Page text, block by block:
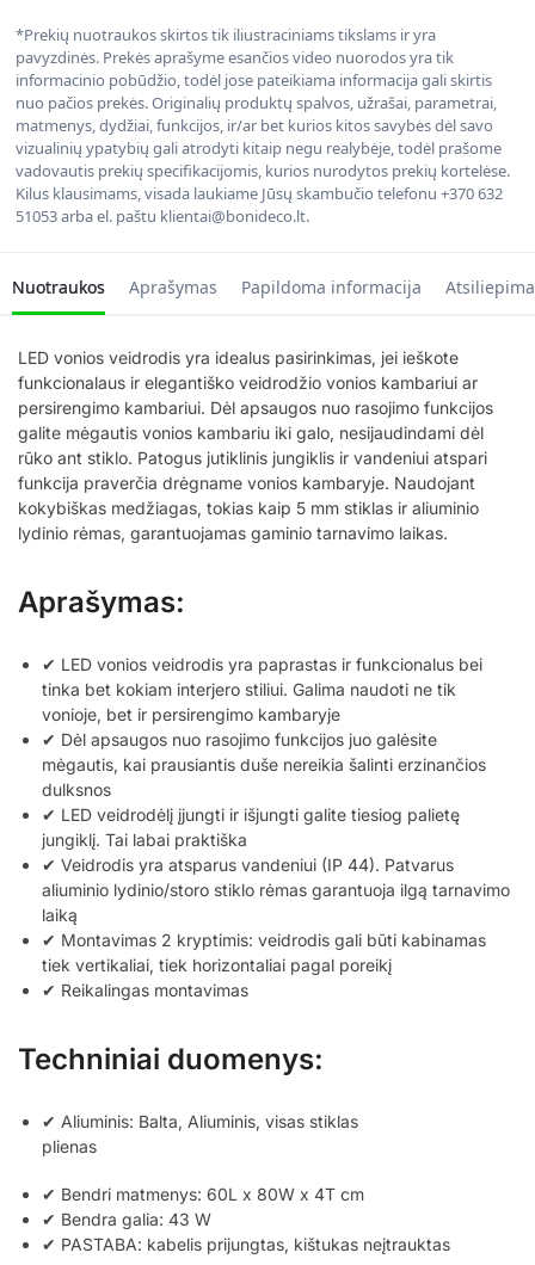
*Prekių nuotraukos skirtos tik iliustraciniams tikslams ir yra
pavyzdinės. Prekės aprašyme esančios video nuorodos yra tik
informacinio pobūdžio, todėl jose pateikiama informacija gali skirtis
nuo pačios prekės. Originalių produktų spalvos, užrašai, parametrai,
matmenys, dydžiai, funkcijos, ir/ar bet kurios kitos savybės dėl savo
vizualinių ypatybių gali atrodyti kitaip negu realybėje, todėl prašome
vadovautis prekių specifikacijomis, kurios nurodytos prekių kortelėse.
Kilus klausimams, visada laukiame Jūsų skambučio telefonu +370 632
51053 arba el. paštu klientai@bonideco.lt.
Nuotraukos Aprašymas Papildoma informacija
LED vonios veidrodis yra idealus pasirinkimas, jei ieškote
funkcionalaus ir elegantiško veidrodžio vonios kambariui ar
persirengimo kambariui. Dėl apsaugos nuo rasojimo funkcijos
galite mėgautis vonios kambariu iki galo, nesijaudindami dėl
rūko ant stiklo. Patogus jutiklinis jungiklis ir vandeniui atspari
funkcija praverčia drėgname vonios kambaryje. Naudojant
kokybiškas medžiagas, tokias kaip 5 mm stiklas ir aliuminio
lydinio rėmas, garantuojamas gaminio tarnavimo laikas.
Aprašymas:
✔ LED vonios veidrodis yra paprastas ir funkcionalus bei
tinka bet kokiam interjero stiliui. Galima naudoti ne tik
vonioje, bet ir persirengimo kambaryje
✔ Dėl apsaugos nuo rasojimo funkcijos juo galėsite
mėgautis, kai prausiantis duše nereikia šalinti erzinančios
dulksnos
✔ LED veidrodėlį įjungti ir išjungti galite tiesiog palietę
jungiklį. Tai labai praktiška
✔ Veidrodis yra atsparus vandeniui (IP 44). Patvarus
aliuminio lydinio/storo stiklo rėmas garantuoja ilgą tarnavimo
laiką
✔ Montavimas 2 kryptimis: veidrodis gali būti kabinamas
tiek vertikaliai, tiek horizontaliai pagal poreikį
✔ Reikalingas montavimas
Techniniai duomenys:
✔ Aliuminis: Balta, Aliuminis, visas stiklas
plienas
✔ Bendri matmenys: 60L x 80W x 4T cm
✔ Bendra galia: 43 W
✔ PASTABA: kabelis prijungtas, kištukas neįtrauktas